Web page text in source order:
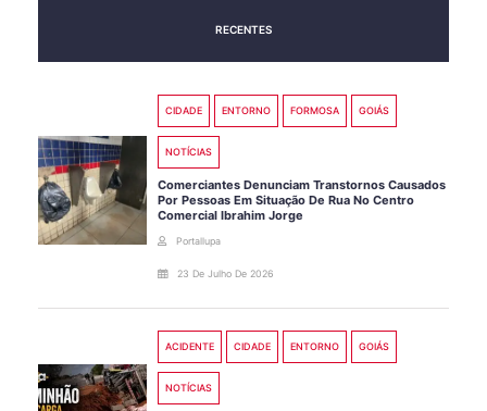
RECENTES
CIDADE ENTORNO FORMOSA GOIÁS
NOTÍCIAS
Comerciantes Denunciam Transtornos Causados
Por Pessoas Em Situação De Rua No Centro
Comercial Ibrahim Jorge
Portallupa
23 De Julho De 2026
ACIDENTE CIDADE ENTORNO GOIÁS
NOTÍCIAS